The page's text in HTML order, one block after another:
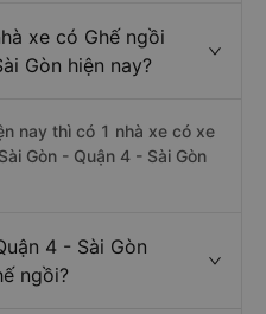
xe có Ghế ngồi
Gòn hiện nay?
nay thì có 1 nhà xe có xe
Gòn - Quận 4 - Sài Gòn
4 - Sài Gòn
ngồi?